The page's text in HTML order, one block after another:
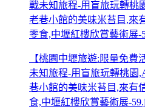
【桃園中壢旅遊:限量免費
未知旅程-用盲旅玩轉桃園
巷小館的美味米苔目,來有
食,中壢紅樓欣賞藝術展-